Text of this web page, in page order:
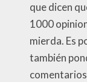
que dicen
1000
mierda. Es
también